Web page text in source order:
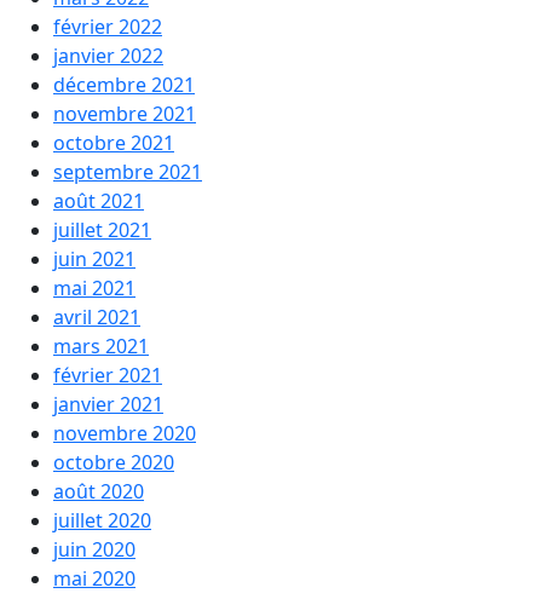
février 2022
janvier 2022
décembre 2021
novembre 2021
octobre 2021
septembre 2021
août 2021
juillet 2021
juin 2021
mai 2021
avril 2021
mars 2021
février 2021
janvier 2021
novembre 2020
octobre 2020
août 2020
juillet 2020
juin 2020
mai 2020